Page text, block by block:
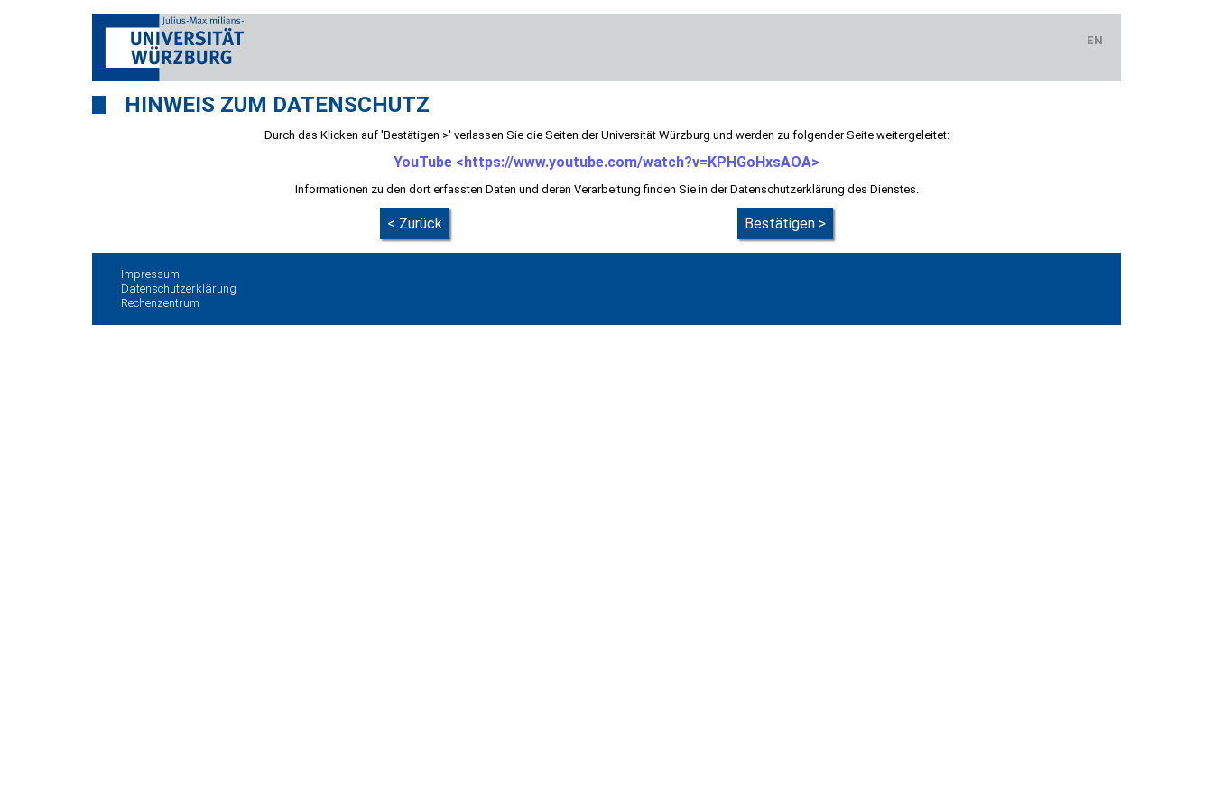
EN
HINWEIS ZUM DATENSCHUTZ
Durch das Klicken auf 'Bestätigen >' verlassen Sie die Seiten der Universität Würzburg und werden zu folgender Seite weitergeleitet:
YouTube <https://www.youtube.com/watch?v=KPHGoHxsAOA>
Informationen zu den dort erfassten Daten und deren Verarbeitung finden Sie in der Datenschutzerklärung des Dienstes.
< Zurück Bestätigen >
Impressum
Datenschutzerklärung
Rechenzentrum